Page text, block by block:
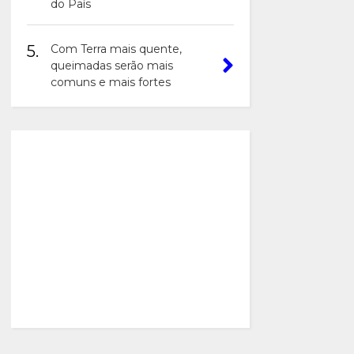
do País
5.
Com Terra mais quente,
queimadas serão mais
comuns e mais fortes